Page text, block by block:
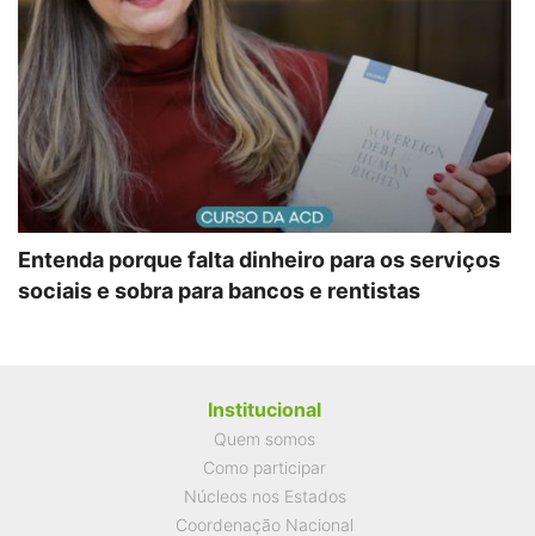
Entenda porque falta dinheiro para os serviços
sociais e sobra para bancos e rentistas
Institucional
Quem somos
Como participar
Núcleos nos Estados
Coordenação Nacional